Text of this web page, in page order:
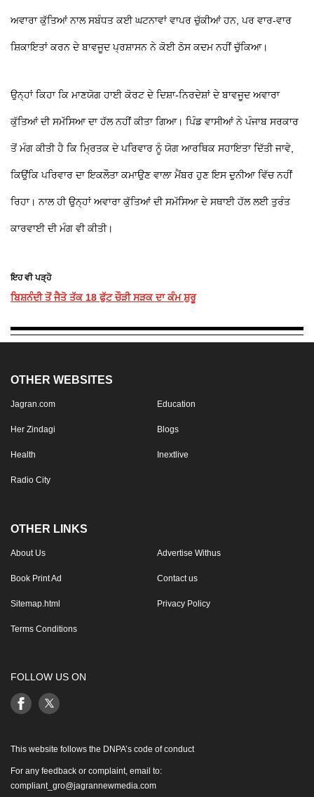
ਅਵਾਰਾ ਕੁੱਤਿਆਂ ਨਾਲ ਸਬੰਧਤ ਕਈ ਘਟਨਾਵਾਂ ਵਾਪਰ ਚੁੱਕੀਆਂ ਹਨ, ਪਰ ਵਾਰ-ਵਾਰ
ਸ਼ਿਕਾਇਤਾਂ ਕਰਨ ਦੇ ਬਾਵਜੂਦ ਪ੍ਰਸ਼ਾਸਨ ਨੇ ਕੋਈ ਠੋਸ ਕਦਮ ਨਹੀਂ ਚੁੱਕਿਆ।
ਉਨ੍ਹਾਂ ਕਿਹਾ ਕਿ ਮਾਣਯੋਗ ਹਾਈ ਕੋਰਟ ਦੇ ਦਿਸ਼ਾ-ਨਿਰਦੇਸ਼ਾਂ ਦੇ ਬਾਵਜੂਦ ਅਵਾਰਾ
ਕੁੱਤਿਆਂ ਦੀ ਸਮੱਸਿਆ ਦਾ ਹੱਲ ਨਹੀਂ ਕੀਤਾ ਗਿਆ। ਪਿੰਡ ਵਾਸੀਆਂ ਨੇ ਪੰਜਾਬ ਸਰਕਾਰ
ਤੋਂ ਮੰਗ ਕੀਤੀ ਹੈ ਕਿ ਮ੍ਰਿਤਕ ਦੇ ਪਰਿਵਾਰ ਨੂੰ ਯੋਗ ਆਰਥਿਕ ਸਹਾਇਤਾ ਦਿੱਤੀ ਜਾਵੇ,
ਕਿਉਂਕਿ ਪਰਿਵਾਰ ਦਾ ਇਕਲੌਤਾ ਕਮਾਉਣ ਵਾਲਾ ਮੈਂਬਰ ਹੁਣ ਇਸ ਦੁਨੀਆ ਵਿੱਚ ਨਹੀਂ
ਰਿਹਾ। ਨਾਲ ਹੀ ਉਨ੍ਹਾਂ ਅਵਾਰਾ ਕੁੱਤਿਆਂ ਦੀ ਸਮੱਸਿਆ ਦੇ ਸਥਾਈ ਹੱਲ ਲਈ ਤੁਰੰਤ
ਕਾਰਵਾਈ ਦੀ ਮੰਗ ਵੀ ਕੀਤੀ।
ਇਹ ਵੀ ਪੜ੍ਹੋ
ਬਿਸ਼ਨੰਦੀ ਤੋਂ ਜੈਤੋ ਤੱਕ 18 ਫੁੱਟ ਚੌੜੀ ਸੜਕ ਦਾ ਕੰਮ ਸ਼ੁਰੂ
OTHER WEBSITES
Jagran.com Education
Her Zindagi Blogs
Health Inextlive
Radio City
OTHER LINKS
About Us Advertise Withus
Book Print Ad Contact us
Sitemap.html Privacy Policy
Terms Conditions
FOLLOW US ON
This website follows the DNPA’s code of conduct
For any feedback or complaint, email to:
compliant_gro@jagrannewmedia.com